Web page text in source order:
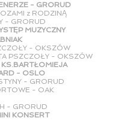
- GRORUD
z RODZINĄ
GRORUD
MUZYCZNY
- OKSZÓW
PSZCZOŁY - OKSZÓW
KS.BARTŁOMIEJA
- OSLO
- GRORUD
- OAK
- GRORUD
KONSERT